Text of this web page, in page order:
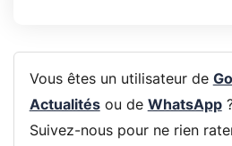
Vous êtes un utilisateur de
Actualitésou de WhatsApp
Suivez-nous pour ne rien